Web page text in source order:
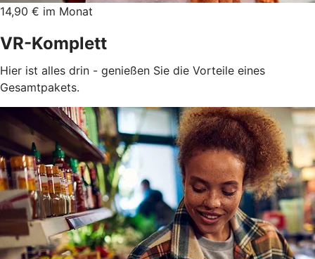
14,90 € im Monat
VR-Komplett
Hier ist alles drin - genießen Sie die Vorteile eines
Gesamtpakets.